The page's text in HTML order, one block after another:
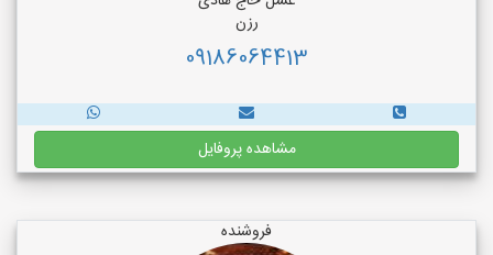
رزن
09186064413
مشاهده پروفایل
فروشنده